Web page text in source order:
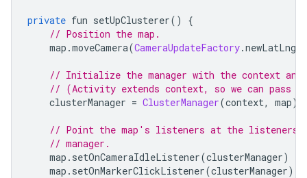
private fun setUpClusterer()
{
// Position the map.
map .moveCamera(CameraUpdateFactory.
// Initialize the manager with the context and
// (Activity extends context, so we can
clusterManager = ClusterManager(context, map)
// Point the map's listeners at the listeners
// manager.
map . setOnCameraIdleListener(clusterManager)
map . setOnMarkerClickListener(clusterManager)